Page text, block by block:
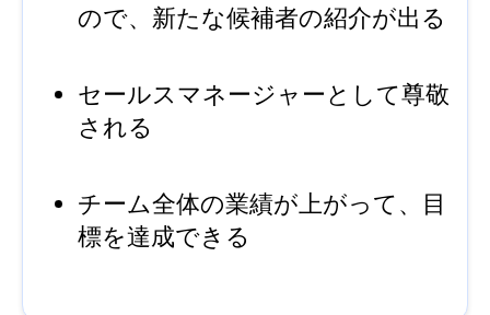
ので、新たな候補者の紹介が出る
セールスマネージャーとして尊敬
される
チーム全体の業績が上がって、目
標を達成できる